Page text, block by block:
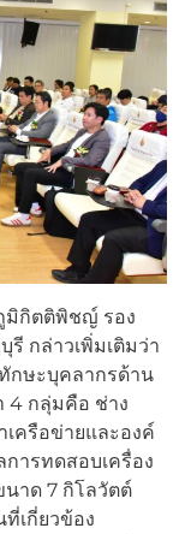
มิกิตติพิชญ์ รอง
กล่าวเพิ่มเติมว่า
กษะบุคลากรด้าน
4 กลุ่มคือ ช่าง
ครือข่ายและองค์
ารทดสอบเครื่อง
าด 7 กิโลวัตต์
เกี่ยวข้อง